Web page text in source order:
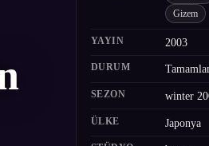
Gizem
YAYIN 2003
DURUM
SEZON winter
ÜLKE Japonya